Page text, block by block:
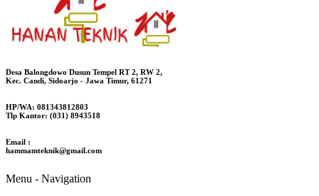
Desa Balongdowo Dusun Tempel RT 2, RW 2,
Kec. Candi, Sidoarjo - Jawa Timur, 61271
HP/WA: 081343812803
Tlp Kantor: (031) 8943518
Email :
hammamteknik@gmail.com
Menu - Navigation